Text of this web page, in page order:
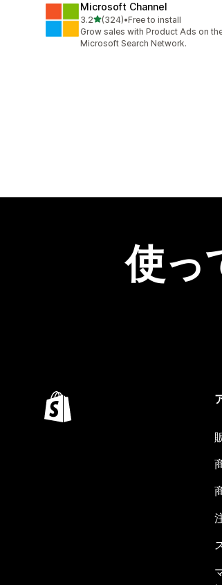
Microsoft Channel
3.25つ星中
(324)
合計レビュー数：324件
•Free to install
Grow sales with Product Ads on
Microsoft Search Network.
使っ